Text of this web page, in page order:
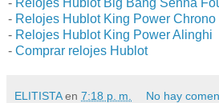
- Relojes Hublot Big Bang Senna
- Relojes Hublot King Power
- Relojes Hublot King Power Alinghi
- Comprar relojes Hublot
ELITISTA en 7:18 p. m. No hay